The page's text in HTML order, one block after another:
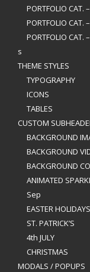
PORTFOLIO CAT.
PORTFOLIO CAT.
PORTFOLIO CAT.
s
THEME STYLES
TYPOGRAPHY
ICONS
TABLES
CUSTOM
BACKGROUND
BACKGROUND
BACKGROUND
ANIMATED
Sep
EASTER HOLIDAYS
ST. PATRICK’S
4th JULY
CHRISTMAS
MODALS / POPUPS